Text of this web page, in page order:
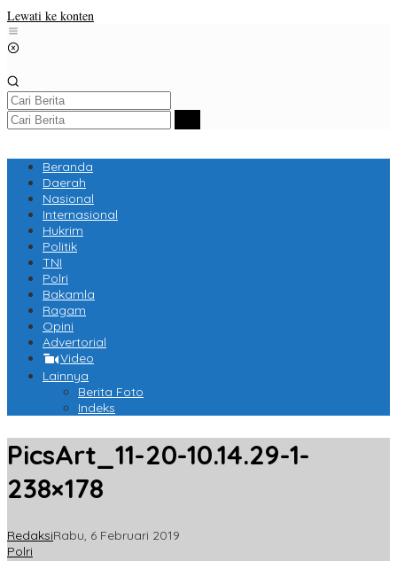
Lewati ke konten
Beranda
Daerah
Nasional
Internasional
Hukrim
Politik
TNI
Polri
Bakamla
Ragam
Opini
Advertorial
Video
Lainnya
Berita Foto
Indeks
PicsArt_11-20-10.14.29-1-
238×178
RedaksiRabu, 6 Februari 2019
Polri